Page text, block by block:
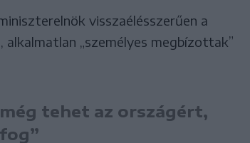
visszaélésszerűen a
„személyes megbízottak”
tehet az országért,